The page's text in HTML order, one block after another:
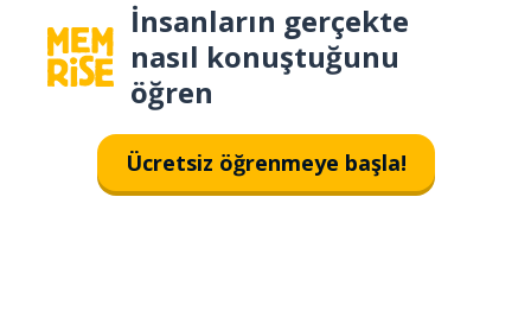
İnsanların gerçekte
nasıl konuştuğunu
öğren
Ücretsiz öğrenmeye başla!